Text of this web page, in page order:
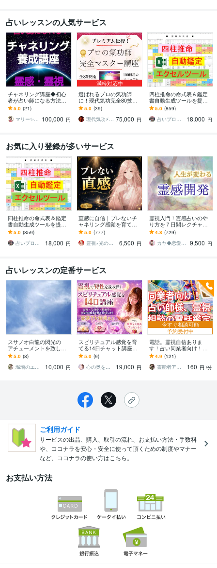
占いレッスンの人気サービス
チャネリング講座◆初心
者が占い師になる方法教
えます エネルギー伝授◆
すぐに占い師としてデビ
ューできます☆ミ
5.0 (21)
マリー✨霊感霊視占い✨気持ち、復縁、複雑 100,000 円
満枠対応中
選ばれるプロの気功師
に！現代気功完全80技講
座ます 情報空間を書き換
えて気功の本質までわか
る100冊超のテキスト
5.0 (39)
現代気功⚡神念伝達師＠SHANTY巫香 75,000 円
四柱推命の命式表＆鑑定
書自動生成ツールを提供
します 複数の流派に対応
し、大三合会局、天剋地
冲等も自動表示します
5.0 (859)
占いプログラマDeguchi
18,000 円
お気に入り登録が多いサービス
四柱推命の命式表＆鑑定
書自動生成ツールを提供
します 複数の流派に対応
し、大三合会局、天剋地
冲等も自動表示します
5.0 (859)
占いプログラマDeguchi
18,000 円
直感に自信｜ブレないチ
ャネリング感覚を育てま
す ✨“誰かに確認する”を卒
業しませんか？
5.0 (777)
霊視×光の柱 カルマ先生
6,500 円
霊視入門！霊感占いのや
り方を７日間レクチャー
します 初心者OK♡副業占
い師への道を開くサポー
トをします
4.8 (729)
カヤ◆恋愛占いカウンセラー
9,500 円
占いレッスンの定番サービス
スサノオ白龍の閃光の
アチューメントを致しま
す あふれ出るエネルギー
でその浄化力は心身とも
に影響を与えます。
5.0 (8)
瑠璃のエレガンススピリチュアル・サロン
10,000 円
スピリチュアル感覚を育
てる14日チャット講座し
ます 今なら豪華7大特典が
付きます✨宇宙銀行、波動
修正etc…
5.0 (9)
心の奥を透視する鑑定士 蒼空みらい
19,000 円
今すぐ相談可能
予約受付中
電話。霊視自信ありま
す！占い同業者向け！霊
視します 同業者向け、占
い師、霊能者向けのサー
ビスです。
4.9 (121)
霊能者アリスのオラクル、タロット
160 円 /分
ご利用ガイド
サービスの出品、購入、取引の流れ、お支払い方法・手数料
や、ココナラを安心・安全に使って頂くための制度やマナー
など、ココナラの使い方はこちら。
お支払い方法